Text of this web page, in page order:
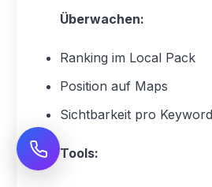
Überwachen:
Ranking im Local Pack
Position auf Maps
Sichtbarkeit pro Keyword
Tools: